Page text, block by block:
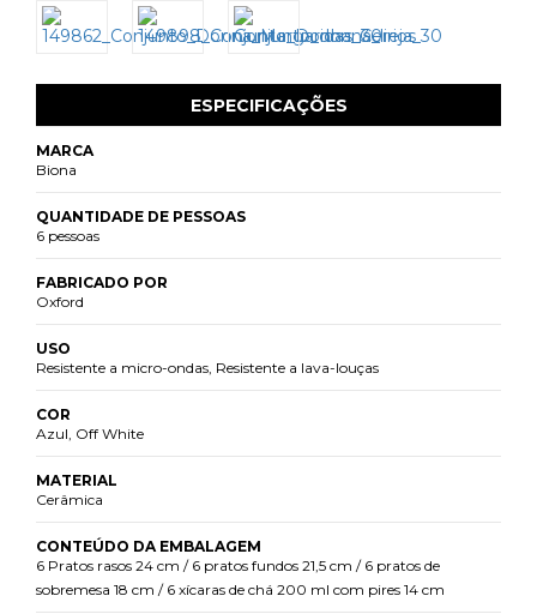
ESPECIFICAÇÕES
MARCA
Biona
QUANTIDADE DE PESSOAS
6 pessoas
FABRICADO POR
Oxford
USO
Resistente a micro-ondas, Resistente a lava-louças
COR
Azul, Off White
MATERIAL
Cerâmica
CONTEÚDO DA EMBALAGEM
6 Pratos rasos 24 cm / 6 pratos fundos 21,5 cm / 6 pratos de
sobremesa 18 cm / 6 xícaras de chá 200 ml com pires 14 cm